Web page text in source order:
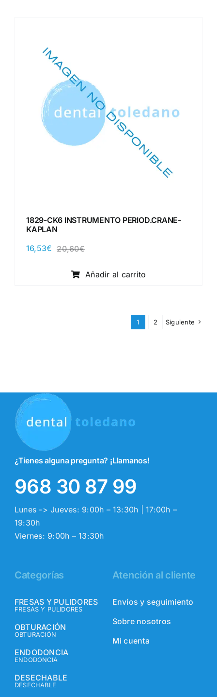
1829-CK6 INSTRUMENTO PERIOD.CRANE-
KAPLAN
20,60€El
original
era:
16,53€
El
actual
es:
Añadir al carrito
1 2 Siguiente
¿Tienes alguna pregunta? ¡Llamanos!
968 30 87 99
Lunes -> Jueves: 9:00h – 13:30h | 17:00h –
19:30h
Viernes: 9:00h – 13:30h
Categorías
FRESAS Y PULIDORES
FRESAS Y PULIDORES
OBTURACIÓN
OBTURACIÓN
ENDODONCIA
ENDODONCIA
DESECHABLE
DESECHABLE
Atención al cliente
Envíos y seguimiento
Sobre nosotros
Mi cuenta